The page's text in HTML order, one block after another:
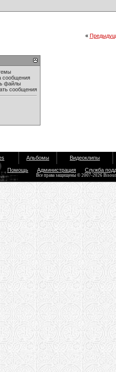
«
сообщения
файлы
сообщения
Альбомы Видеоклипы
Помощь Администрация Служба
Все права защищены © 2007-2026